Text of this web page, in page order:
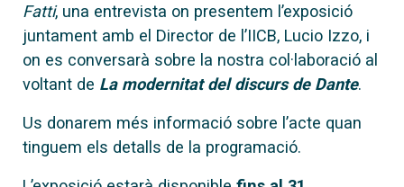
Fatti, una entrevista on presentem l’exposició
juntament amb el Director de l’IICB, Lucio Izzo, i
on es conversarà sobre la nostra col·laboració al
voltant de La modernitat del discurs de Dante.
Us donarem més informació sobre l’acte quan
tinguem els detalls de la programació.